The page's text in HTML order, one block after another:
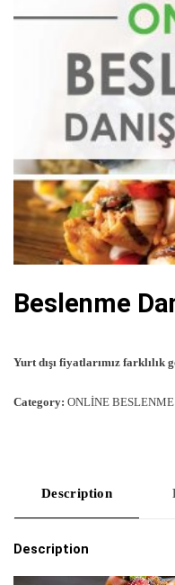
Beslenme
Yurt dışı fiyatlarımız farklılık
Category: ONLİNE
Description
Description